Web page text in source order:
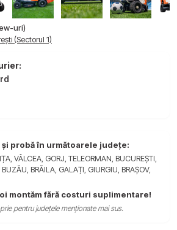
uri)
(Sectorul 1)
probă în următoarele județe:
VÂLCEA, GORJ, TELEORMAN, BUCUREȘTI,
BUZĂU, BRĂILA, GALAȚI, GIURGIU, BRAȘOV,
montăm fără costuri suplimentare!
pentru județele menționate mai sus.